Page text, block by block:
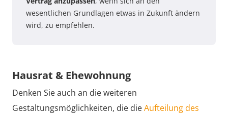
wesentlichen Grundlagen etwas in Zukunft ändern
wird, zu empfehlen.
Hausrat & Ehewohnung
Denken Sie auch an die weiteren
Gestaltungsmöglichkeiten, die dieAufteilung des